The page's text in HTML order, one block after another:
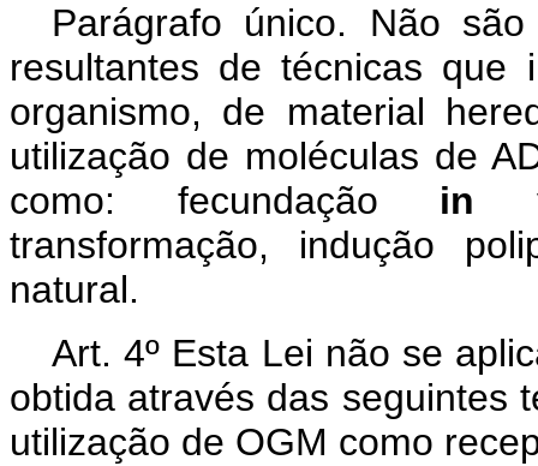
Parágrafo único. Não
resultantes de técnicas que
organismo, de material
utilização de moléculas de
como: fecundação in
transformação, indução
natural.
Art. 4º Esta Lei não se
obtida através das seguintes
utilização de OGM como